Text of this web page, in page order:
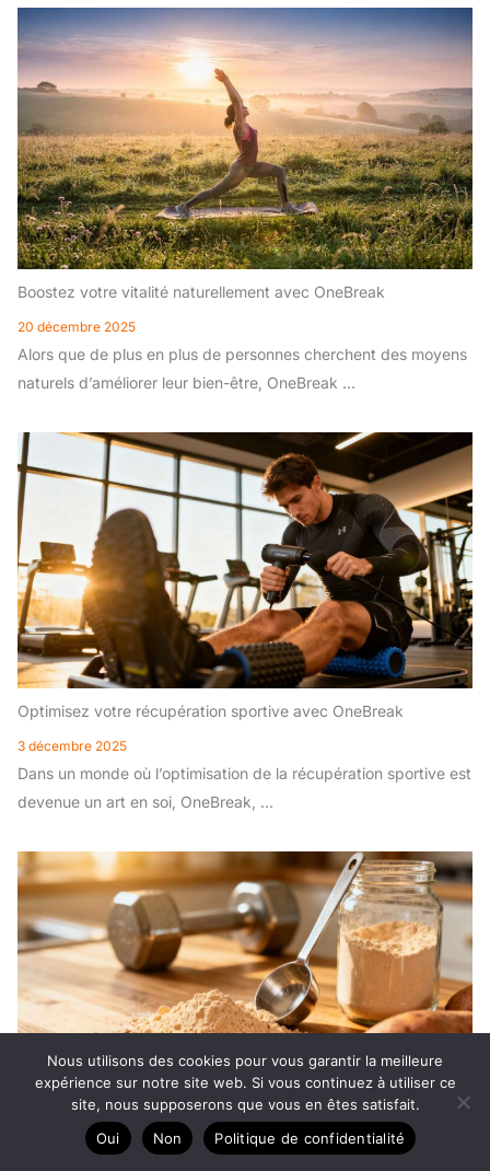
Boostez votre vitalité naturellement avec OneBreak
20 décembre 2025
Alors que de plus en plus de personnes cherchent des moyens
naturels d’améliorer leur bien-être, OneBreak ...
Optimisez votre récupération sportive avec OneBreak
3 décembre 2025
Dans un monde où l’optimisation de la récupération sportive est
devenue un art en soi, OneBreak, ...
Farine de patate douce : bénéfices pour la musculation
Nous utilisons des cookies pour vous garantir la meilleure
expérience sur notre site web. Si vous continuez à utiliser ce
site, nous supposerons que vous en êtes satisfait.
Oui
Non Politique de confidentialité